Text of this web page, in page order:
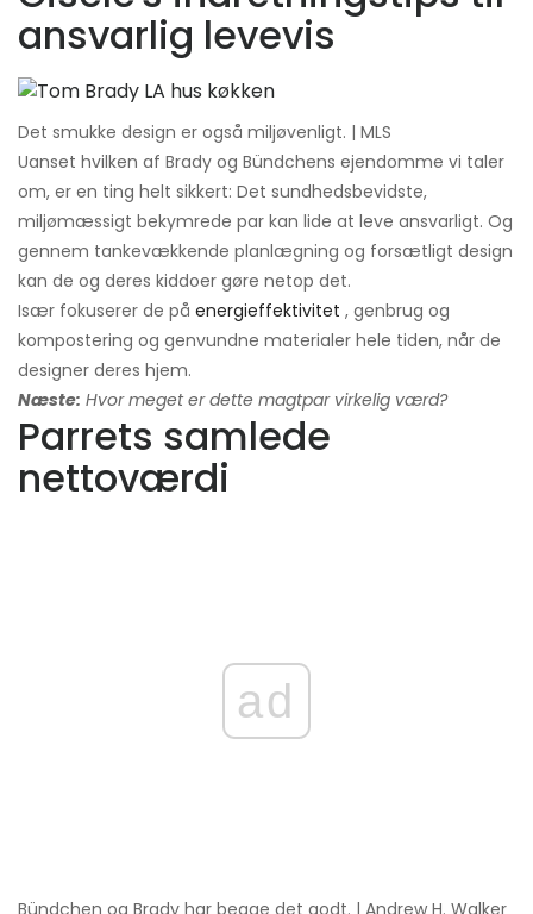
ansvarlig levevis
Det smukke design er også miljøvenligt. | MLS
Uanset hvilken af ​​Brady og Bündchens ejendomme vi taler
om, er en ting helt sikkert: Det sundhedsbevidste,
miljømæssigt bekymrede par kan lide at leve ansvarligt. Og
gennem tankevækkende planlægning og forsætligt design
kan de og deres kiddoer gøre netop det.
Især fokuserer de på energieffektivitet , genbrug og
kompostering og genvundne materialer hele tiden, når de
designer deres hjem.
Næste: Hvor meget er dette magtpar virkelig værd?
Parrets samlede
nettoværdi
ad
Bündchen og Brady har begge det godt. | Andrew H. Walker